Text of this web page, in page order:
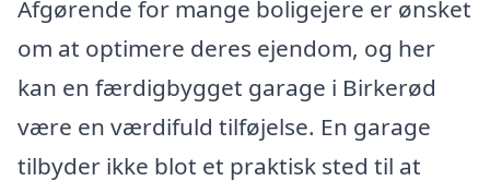
Afgørende for mange boligejere er ønsket
om at optimere deres ejendom, og her
kan en færdigbygget garage i Birkerød
være en værdifuld tilføjelse. En garage
tilbyder ikke blot et praktisk sted til at